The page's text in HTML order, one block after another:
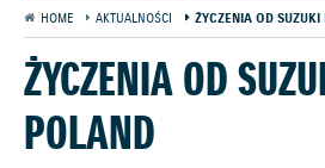
HOME AKTUALNOŚCI ŻYCZENIA OD
ŻYCZENIA OD
POLAND